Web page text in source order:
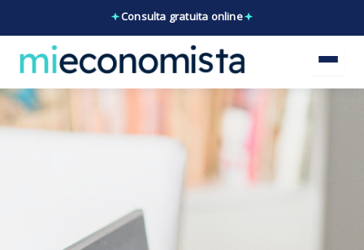
Consulta gratuita online
contenido